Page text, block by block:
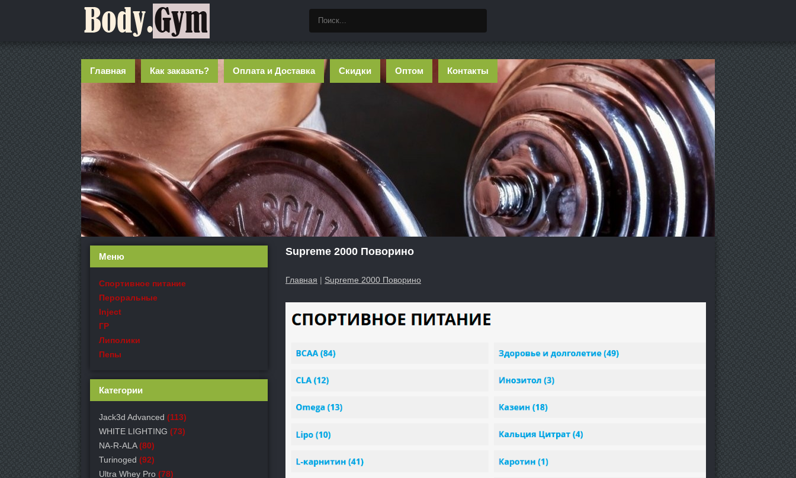
Главная Как заказать? Оплата и Доставка Скидки Оптом Контакты
Supreme 2000 Поворино
Главная | Supreme 2000 Поворино
Меню
Спортивное питание
Пероральные
Inject
ГР
Липолики
Пепы
Категории
Jack3d Advanced (113)
WHITE LIGHTING (73)
NA-R-ALA (80)
Turinoged (92)
Ultra Whey Pro (78)